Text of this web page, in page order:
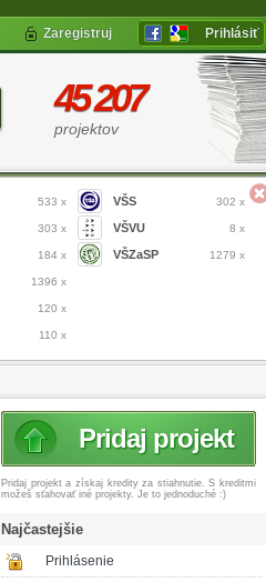
Zaregistruj Prihlásiť
45 207
projektov
533 x
303 x
184 x
1396 x
120 x
110 x
VŠS 302 x
VŠVU 8 x
VŠZaSP 1279 x
Pridaj projekt
Pridaj projekt a získaj kredity za stiahnutie. S kreditmi
možeš sťahovať iné projekty. Je to jednoduché :)
Najčastejšie
Prihlásenie